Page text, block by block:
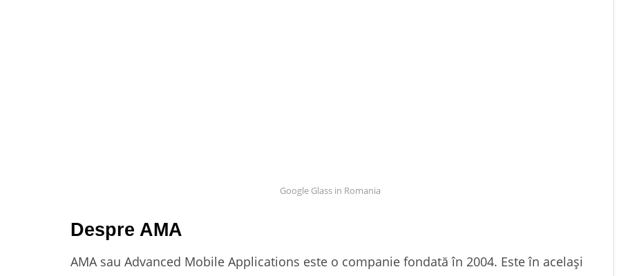
Google Glass in Romania
Despre AMA
AMA sau Advanced Mobile Applications este o companie fondată în 2004. Este în același